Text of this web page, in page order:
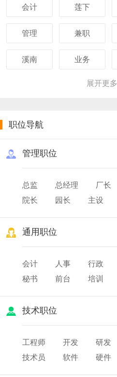
会计 莲下
管理 兼职
溪南 业务
展开更多
职位导航
管理职位
总监 总经理 厂长
院长
园长 主设
通用职位
会计 人事 行政
秘书
前台 培训
技术职位
工程师 开发 研发
技术员
软件 硬件